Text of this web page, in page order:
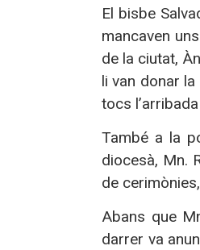
El bisbe
mancaven
de la ciutat,
li van donar
tocs
També a la
diocesà, Mn.
de
Abans que
darrer va